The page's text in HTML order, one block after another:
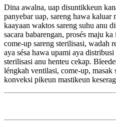
Dina awalna, uap disuntikkeun
panyebar uap, sareng hawa
kaayaan waktos sareng suhu anu
sacara babarengan, prosés maju
come-up sareng sterilisasi, wadah
aya sésa hawa upami aya
sterilisasi anu henteu cekap.
léngkah ventilasi, come-up, masak
konveksi pikeun mastikeun